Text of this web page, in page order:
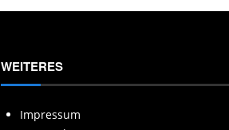
WEITERES
Impressum